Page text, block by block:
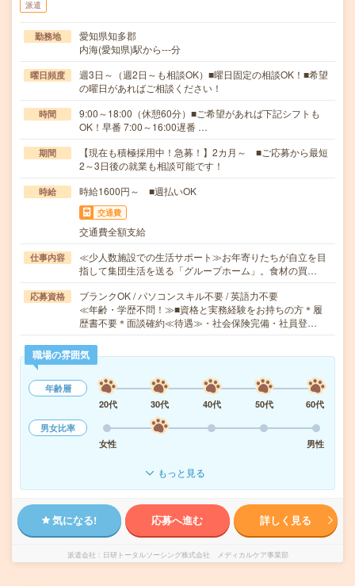
派遣
勤務地
愛知県知多郡
内海(愛知県)駅から---分
曜日頻度
週3日～（週2日～も相談OK）■曜日固定の相談OK！■希望
の曜日があればご相談ください！
時間
9:00～18:00（休憩60分）■ご希望があれば下記シフトも
OK！早番 7:00～16:00遅番 …
期間
【現在も積極採用中！急募！】2カ月～ ■ご応募から最短
2～3日後の就業も相談可能です！
時給 時給1600円～ ■週払いOK
交通費
交通費全額支給
仕事内容
≪少人数施設での生活サポート≫お年寄りたちが自立を目
指して集団生活を送る「グループホーム」。食材の買…
応募資格
ブランクOK / パソコンスキル不要 / 英語力不要
≪年齢・学歴不問！≫■資格と実務経験をお持ちの方＊履
歴書不要＊面談確約≪待遇≫・社会保険完備・社員登…
職場の雰囲気
年齢層
20代
30代 40代 50代
60代
男女比率
女性
男性
もっと見る
気になる! 応募へ進む 詳しく見る
派遣会社 日研トータルソーシング株式会社 メディカルケア事業部